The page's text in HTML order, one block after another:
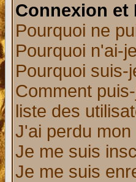
Connexion et
Pourquoi ne
Pourquoi n'ai-
Pourquoi suis-
Comment
liste des
J'ai perdu
Je me suis
Je me suis